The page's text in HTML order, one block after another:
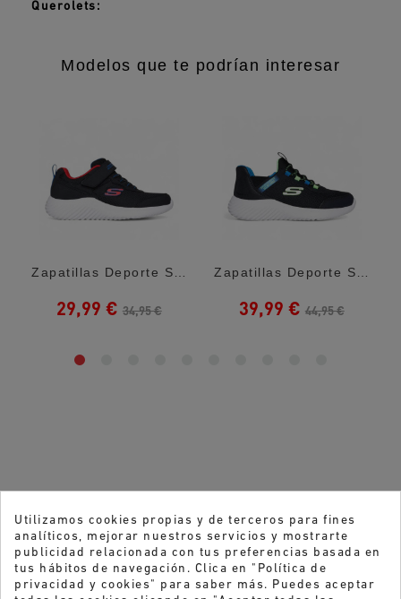
Querolets:
Modelos que te podrían interesar
29,99 € 34,95 € 39,99 € 44,95 €
Utilizamos cookies propias y de terceros para fines
analíticos, mejorar nuestros servicios y mostrarte
publicidad relacionada con tus preferencias basada en
tus hábitos de navegación. Clica en "Política de
privacidad y cookies" para saber más. Puedes aceptar